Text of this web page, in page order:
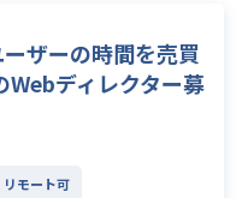
ザーの時間を売買
Webディレクター募
リモート可